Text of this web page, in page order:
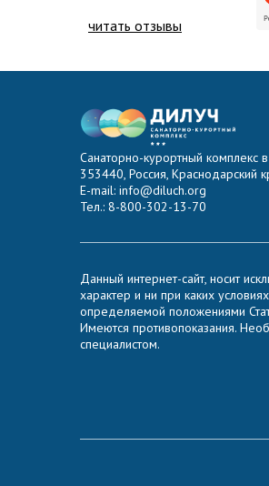
читать отзывы
Санаторно-курортный комплекс
353440, Россия, Краснодарский
E-mail: info@diluch.org
Тел.: 8-800-302-13-70
Данный интернет-сайт, носит
характер и ни при каких
определяемой положениями
Имеются противопоказания.
специалистом.